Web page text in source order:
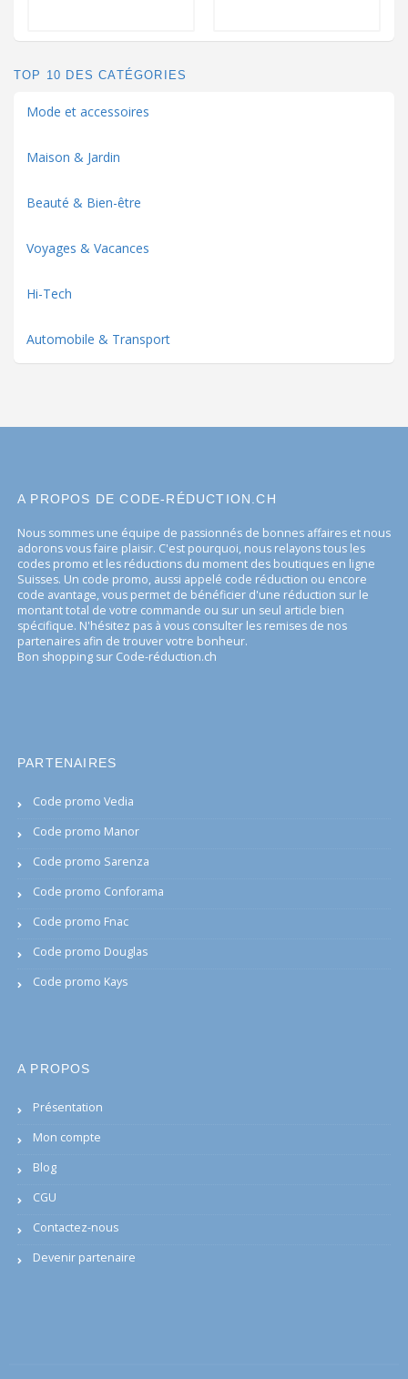
TOP 10 DES CATÉGORIES
Mode et accessoires
Maison & Jardin
Beauté & Bien-être
Voyages & Vacances
Hi-Tech
Automobile & Transport
A PROPOS DE CODE-RÉDUCTION.CH
Nous sommes une équipe de passionnés de bonnes affaires et nous
adorons vous faire plaisir. C'est pourquoi, nous relayons tous les
codes promo et les réductions du moment des boutiques en ligne
Suisses. Un code promo, aussi appelé code réduction ou encore
code avantage, vous permet de bénéficier d'une réduction sur le
montant total de votre commande ou sur un seul article bien
spécifique. N'hésitez pas à vous consulter les remises de nos
partenaires afin de trouver votre bonheur.
Bon shopping sur Code-réduction.ch
PARTENAIRES
Code promo Vedia
Code promo Manor
Code promo Sarenza
Code promo Conforama
Code promo Fnac
Code promo Douglas
Code promo Kays
A PROPOS
Présentation
Mon compte
Blog
CGU
Contactez-nous
Devenir partenaire